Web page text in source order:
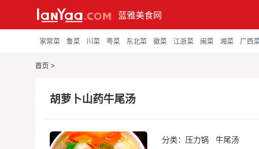
蓝雅美食网
家常菜 鲁菜 川菜 粤菜 东北菜 徽菜 江浙菜 闽菜 湘菜 广西
首页 >
胡萝卜山药牛尾汤
分类： 压力锅 牛尾汤